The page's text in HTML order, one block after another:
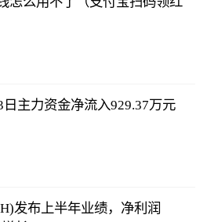
主力资金净流入929.37万元
发布上半年业绩，净利润